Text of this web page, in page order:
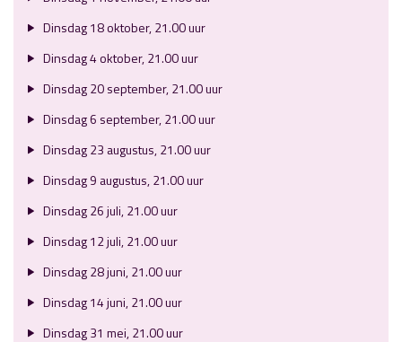
Dinsdag 18 oktober, 21.00 uur
Dinsdag 4 oktober, 21.00 uur
Dinsdag 20 september, 21.00 uur
Dinsdag 6 september, 21.00 uur
Dinsdag 23 augustus, 21.00 uur
Dinsdag 9 augustus, 21.00 uur
Dinsdag 26 juli, 21.00 uur
Dinsdag 12 juli, 21.00 uur
Dinsdag 28 juni, 21.00 uur
Dinsdag 14 juni, 21.00 uur
Dinsdag 31 mei, 21.00 uur